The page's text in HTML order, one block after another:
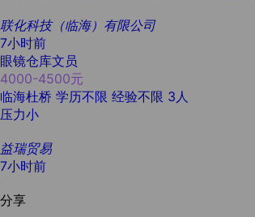
联化科技（临海）有限公司
7小时前
眼镜仓库文员
4000-4500元
临海杜桥 学历不限 经验不限 3人
压力小
益瑞贸易
7小时前
分享